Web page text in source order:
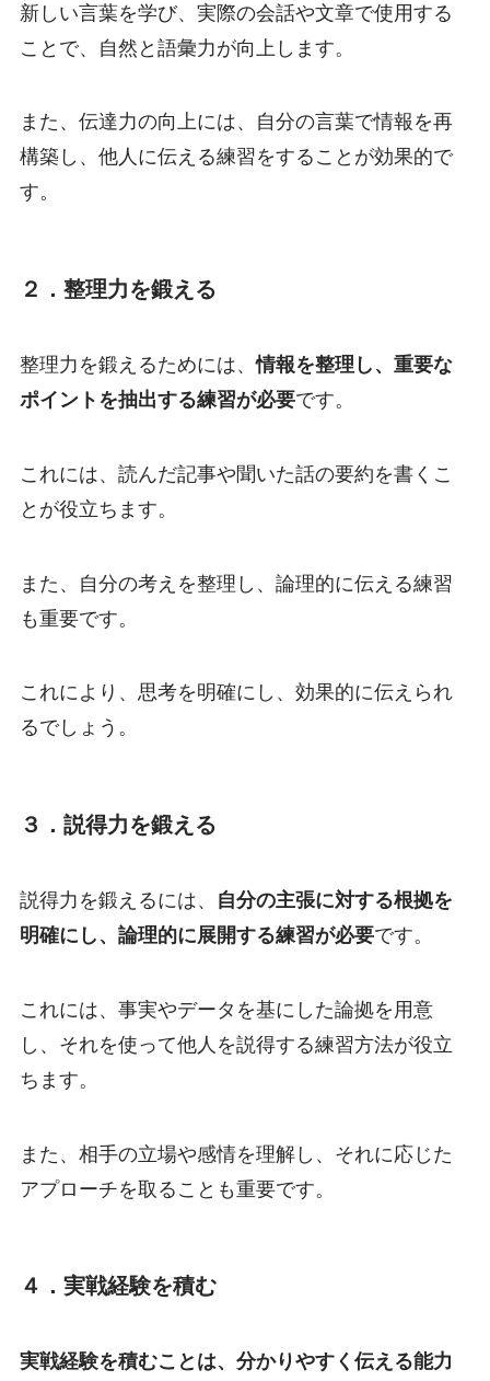
新しい言葉を学び、実際の会話や文章で使用する
ことで、自然と語彙力が向上します。
また、伝達力の向上には、自分の言葉で情報を再
構築し、他人に伝える練習をすることが効果的で
す。
２．整理力を鍛える
整理力を鍛えるためには、情報を整理し、重要な
ポイントを抽出する練習が必要です。
これには、読んだ記事や聞いた話の要約を書くこ
とが役立ちます。
また、自分の考えを整理し、論理的に伝える練習
も重要です。
これにより、思考を明確にし、効果的に伝えられ
るでしょう。
３．説得力を鍛える
説得力を鍛えるには、
自分の主張に対する根拠を
明確にし、論理的に展開する練習が必要です。
これには、事実やデータを基にした論拠を用意
し、それを使って他人を説得する練習方法が役立
ちます。
また、相手の立場や感情を理解し、それに応じた
アプローチを取ることも重要です。
４．実戦経験を積む
実戦経験を積むことは、分かりやすく伝える能力